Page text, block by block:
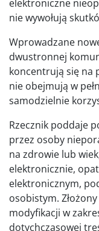
elektroniczne
nie wywołują
Wprowadzane
dwustronnej
koncentrują się na
nie obejmują w
samodzielnie
Rzecznik poddaje
przez osoby
na zdrowie lub
elektronicznie,
elektronicznym,
osobistym.
modyfikacji w
dotychczasowej